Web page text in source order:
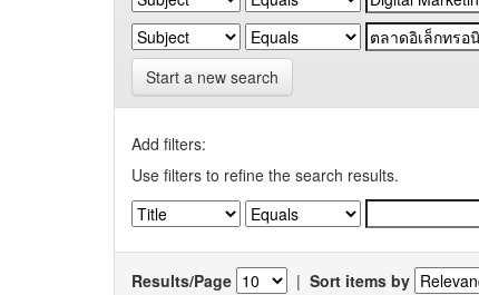
Start a new search
Add filters:
Use filters to refine the search results.
Results/Page | Sort items by